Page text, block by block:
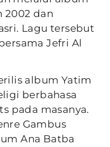
2002 dan
Lagu tersebut
Jefri Al
album Yatim
berbahasa
pada masanya.
Gambus
Ana Batba